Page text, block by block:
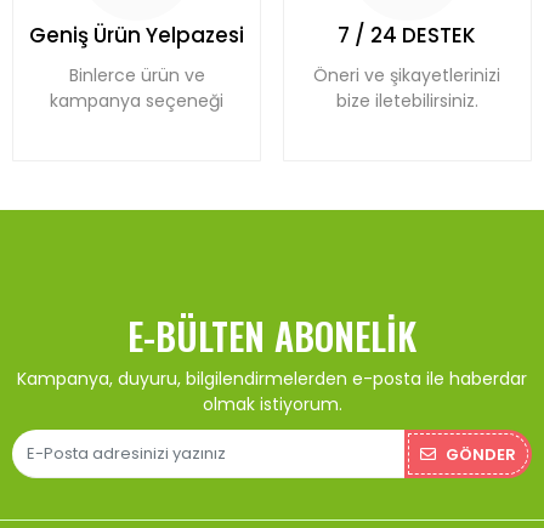
Geniş Ürün Yelpazesi
Binlerce ürün ve
kampanya seçeneği
7 / 24 DESTEK
Öneri ve şikayetlerinizi
bize iletebilirsiniz.
E-BÜLTEN ABONELIK
Kampanya, duyuru, bilgilendirmelerden e-posta ile haberdar
olmak istiyorum.
GÖNDER